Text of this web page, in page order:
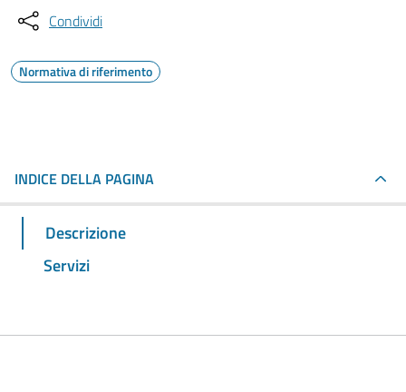
Condividi
Normativa di riferimento
INDICE DELLA PAGINA
Descrizione
Servizi